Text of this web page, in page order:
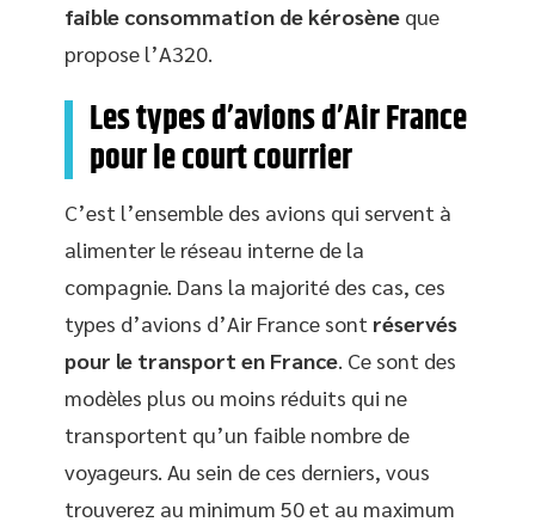
faible consommation de kérosène que
propose l’A320.
Les types d’avions d’Air France
pour le court courrier
C’est l’ensemble des avions qui servent à
alimenter le réseau interne de la
compagnie. Dans la majorité des cas, ces
types d’avions d’Air France sont réservés
pour le transport en France . Ce sont des
modèles plus ou moins réduits qui ne
transportent qu’un faible nombre de
voyageurs. Au sein de ces derniers, vous
trouverez au minimum 50 et au maximum